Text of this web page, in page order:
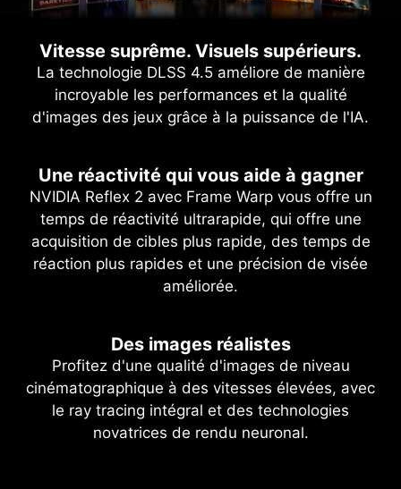
Vitesse suprême. Visuels supérieurs.
La technologie DLSS 4.5 améliore de manière
incroyable les performances et la qualité
d'images des jeux grâce à la puissance de l'IA.
Une réactivité qui vous aide à gagner
NVIDIA Reflex 2 avec Frame Warp vous offre un
temps de réactivité ultrarapide, qui offre une
acquisition de cibles plus rapide, des temps de
réaction plus rapides et une précision de visée
améliorée.
Des images réalistes
Profitez d'une qualité d'images de niveau
cinématographique à des vitesses élevées, avec
le ray tracing intégral et des technologies
novatrices de rendu neuronal.